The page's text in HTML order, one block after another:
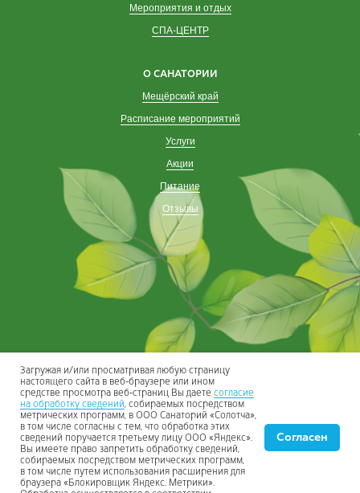
Мероприятия и отдых
СПА-ЦЕНТР
Присоединяйтесь к нам в соцсетях
О САНАТОРИИ
Мещёрский край
Расписание мероприятий
Услуги
Акции
Питание
Отзывы
В вашем бизнесе всёработает само
Загружая и/или просматривая любую страницу
настоящего сайта в веб-браузере или ином
средстве просмотра веб-страниц Вы даете согласие
на обработку сведений , собираемых посредством
метрических программ, в ООО Санаторий «Солотча»,
в том числе согласны с тем, что обработка этих
сведений поручается третьему лицу ООО «Яндекс».
Вы имеете право запретить обработку сведений,
собираемых посредством метрических программ,
в том числе путем использования расширения для
браузера «Блокировщик Яндекс. Метрики».
Согласен